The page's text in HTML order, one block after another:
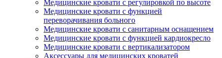
Медицинские кровати с регулировкой по высоте
Медицинские кровати с функцией
переворачивания больного
Медицинские кровати с санитарным оснащением
Медицинские кровати с функцией кардиокресло
Медицинские кровати с вертикализатором
Аксессуары для медицинских кроватей